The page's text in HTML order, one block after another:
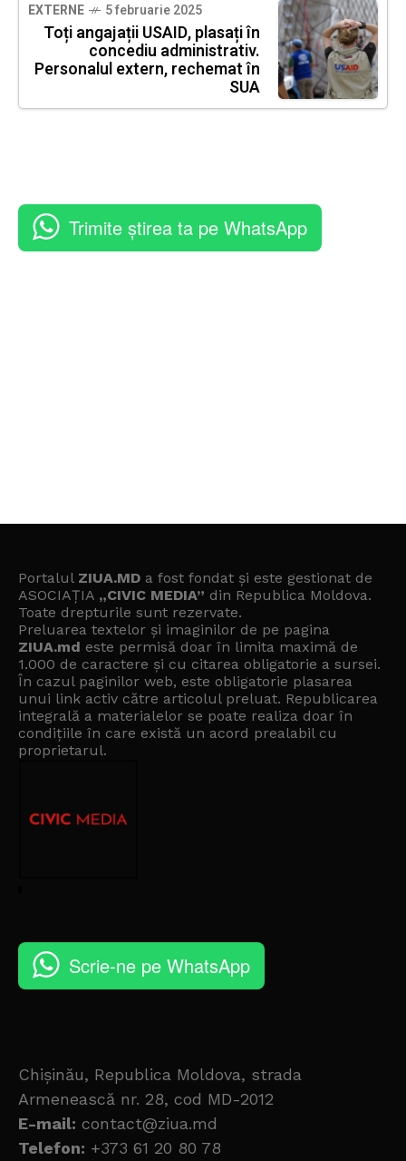
EXTERNE 5 februarie 2025
Toți angajații USAID, plasați în
concediu administrativ.
Personalul extern, rechemat în
SUA
Trimite știrea ta pe WhatsApp
Portalul ZIUA.MD a fost fondat și este gestionat de
ASOCIAȚIA „CIVIC MEDIA” din Republica Moldova.
Toate drepturile sunt rezervate.
Preluarea textelor și imaginilor de pe pagina
ZIUA.md este permisă doar în limita maximă de
1.000 de caractere și cu citarea obligatorie a sursei.
În cazul paginilor web, este obligatorie plasarea
unui link activ către articolul preluat. Republicarea
integrală a materialelor se poate realiza doar în
condițiile în care există un acord prealabil cu
proprietarul.
Scrie-ne pe WhatsApp
Chișinău, Republica Moldova, strada
Armenească nr. 28, cod MD-2012
E-mail: contact@ziua.md
Telefon: +373 61 20 80 78